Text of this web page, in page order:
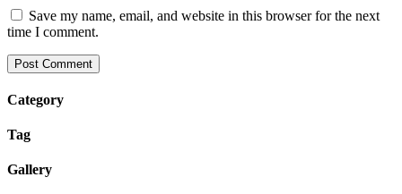
Save my name, email, and website in this browser for the next
time I comment.
Post Comment
Category
Tag
Gallery